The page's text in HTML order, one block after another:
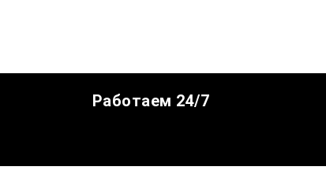
Работаем 24/7